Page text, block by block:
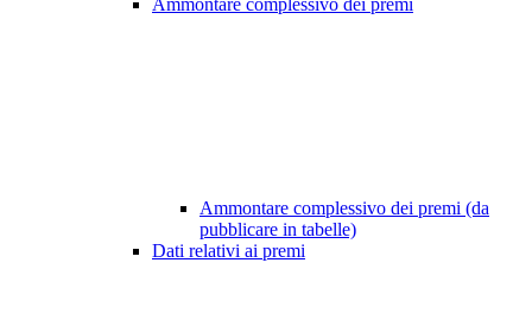
Ammontare complessivo dei premi
Ammontare complessivo dei premi (da
pubblicare in tabelle)
Dati relativi ai premi